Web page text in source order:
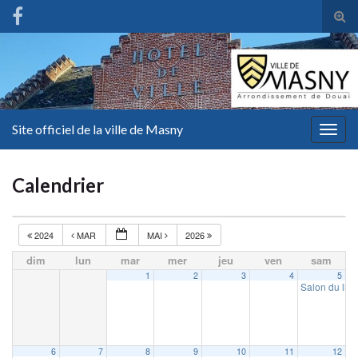
Site officiel de la ville de Masny
Calendrier
2024 MAR MAI 2026
dim lun mar mer jeu ven sam
1 2 3 4 5
Salon du
6 7 8 9 10 11 12